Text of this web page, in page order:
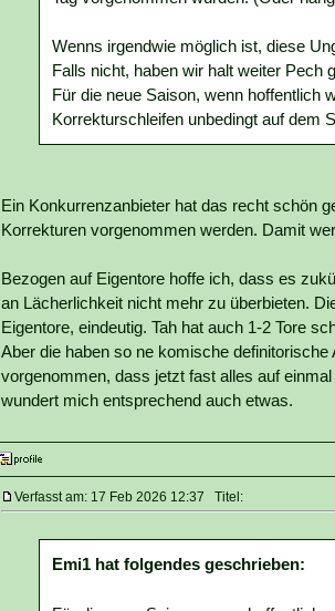
Wenns irgendwie möglich ist, diese
Falls nicht, haben wir halt weiter Pech
Für die neue Saison, wenn hoffentlich
Korrekturschleifen unbedingt auf dem
Ein Konkurrenzanbieter hat das recht schön
Korrekturen vorgenommen werden. Damit
Bezogen auf Eigentore hoffe ich, dass es
an Lächerlichkeit nicht mehr zu überbieten.
Eigentore, eindeutig. Tah hat auch 1-2 Tore
Aber die haben so ne komische
vorgenommen, dass jetzt fast alles auf
wundert mich entsprechend auch etwas.
Verfasst am: 17 Feb 2026 12:37 Titel:
Emi1 hat folgendes geschrieben: